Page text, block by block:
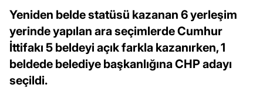
Yeniden belde statüsü kazanan 6 yerleşim
yerinde yapılan ara seçimlerde Cumhur
İttifakı 5 beldeyi açık farkla kazanırken, 1
beldede belediye başkanlığına CHP adayı
seçildi.